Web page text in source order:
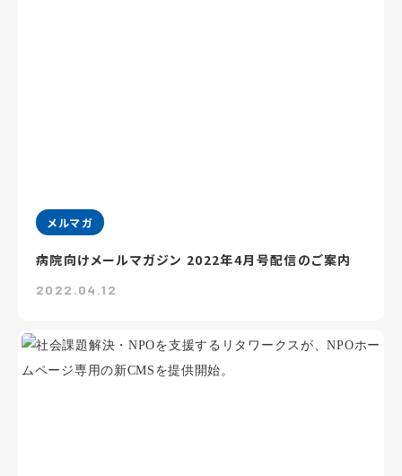
メルマガ
病院向けメールマガジン 2022年4月号配信のご案内
2022.04.12